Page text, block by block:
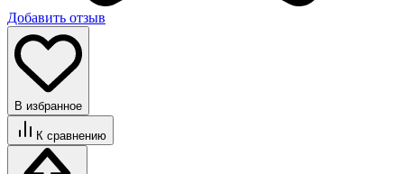
Добавить отзыв
В избранное
К сравнению